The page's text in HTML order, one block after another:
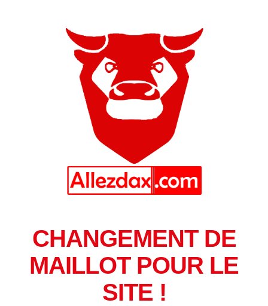
CHANGEMENT DE
MAILLOT POUR LE
SITE !